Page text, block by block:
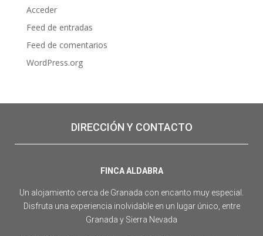
Acceder
Feed de entradas
Feed de comentarios
WordPress.org
DIRECCIÓN Y CONTACTO
FINCA ALDABRA
Un alojamiento cerca de Granada con encanto muy especial.
Disfruta una experiencia inolvidable en un lugar único, entre
Granada y Sierra Nevada